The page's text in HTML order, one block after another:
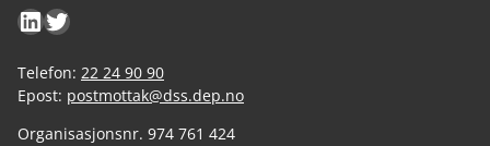
LinkedIn
Twitter
Telefon: 22 24 90 90
Epost: postmottak@dss.dep.no
Organisasjonsnr. 974 761 424